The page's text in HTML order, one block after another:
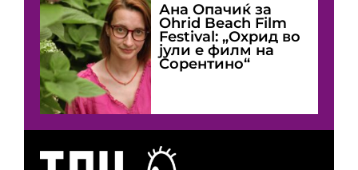
Ана Опачиќ за
Оhrid Beach Film
Festival: „Охрид во
јули е филм на
Сорентино“